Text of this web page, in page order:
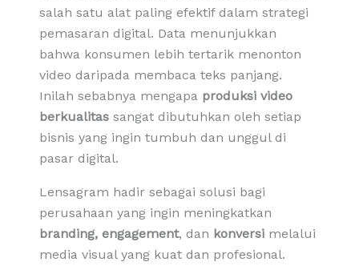
salah satu alat paling efektif dalam strategi
pemasaran digital. Data menunjukkan
bahwa konsumen lebih tertarik menonton
video daripada membaca teks panjang.
Inilah sebabnya mengapa produksi video
berkualitassangat dibutuhkan oleh setiap
bisnis yang ingin tumbuh dan unggul di
pasar digital.
Lensagram hadir sebagai solusi bagi
perusahaan yang ingin meningkatkan
branding, engagement, dan konversimelalui
media visual yang kuat dan profesional.